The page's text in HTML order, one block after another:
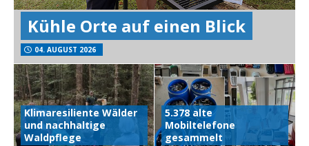
Kühle Orte auf einen Blick
04. AUGUST 2026
Klimaresiliente Wälder
und nachhaltige
Waldpflege
5.378 alte
Mobiltelefone
gesammelt